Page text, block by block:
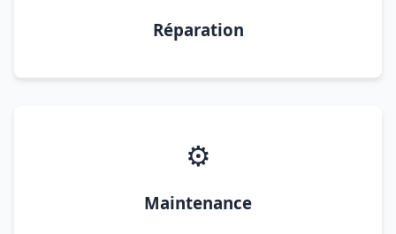
Réparation
⚙️
Maintenance